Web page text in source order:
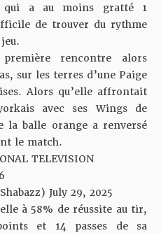
qui a au moins gratté 1
de trouver du rythme
rencontre alors
sur les terres d’une Paige
Alors qu’elle affrontait
avec ses Wings de
la balle orange a renversé
le match.
TELEVISION
July 29, 2025
à 58% de réussite au tir,
et 14 passes de sa